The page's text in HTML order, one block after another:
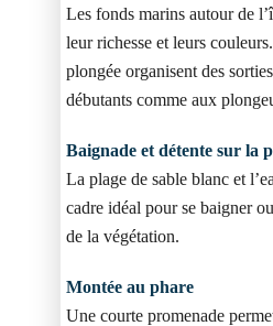
Les fonds marins autour de
leur richesse et leurs
plongée organisent des
débutants comme aux
Baignade et détente sur la
La plage de sable blanc et
cadre idéal pour se baigner
de la végétation.
Montée au phare
Une courte promenade